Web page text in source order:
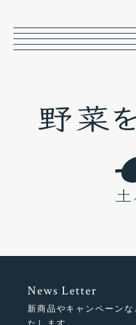
News Letter
新商品やキャンペーン